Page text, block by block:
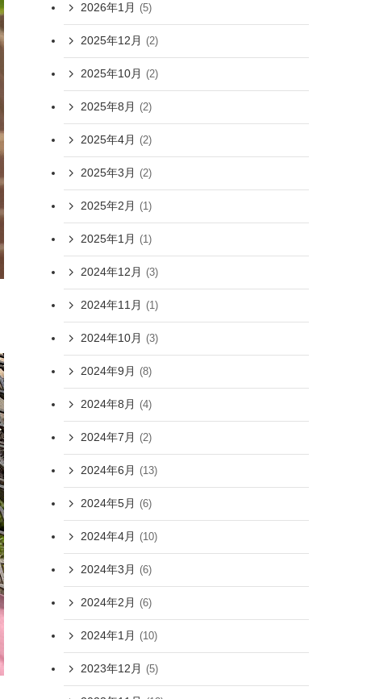
2026年1月 (5)
2025年12月 (2)
2025年10月 (2)
2025年8月 (2)
2025年4月 (2)
2025年3月 (2)
2025年2月 (1)
2025年1月 (1)
2024年12月 (3)
2024年11月 (1)
2024年10月 (3)
2024年9月 (8)
2024年8月 (4)
2024年7月 (2)
2024年6月 (13)
2024年5月 (6)
2024年4月 (10)
2024年3月 (6)
2024年2月 (6)
2024年1月 (10)
2023年12月 (5)